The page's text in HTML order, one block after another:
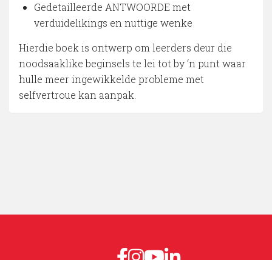
Gedetailleerde ANTWOORDE met
verduidelikings en nuttige wenke
Hierdie boek is ontwerp om leerders deur die
noodsaaklike beginsels te lei tot by ‘n punt waar
hulle meer ingewikkelde probleme met
selfvertroue kan aanpak.